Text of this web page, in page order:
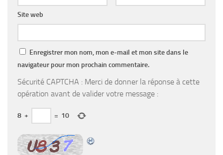
Site web
Enregistrer mon nom, mon e-mail et mon site dans le
navigateur pour mon prochain commentaire.
Sécurité CAPTCHA : Merci de donner la réponse à cette
opération avant de valider votre message :
8 + = 10